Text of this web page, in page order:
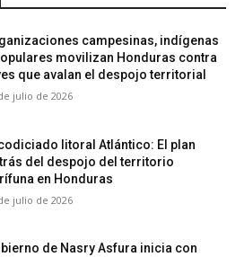
campesinas, indígenas
movilizan Honduras contra
que avalan el despojo territorial
julio de 2026
litoral Atlántico: El plan
del despojo del territorio
en Honduras
julio de 2026
de Nasry Asfura inicia con